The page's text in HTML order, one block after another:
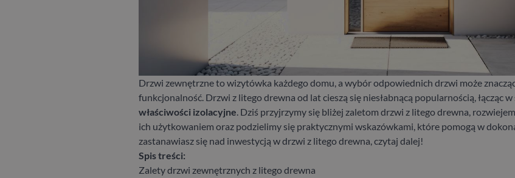
Drzwi zewnętrzne to wizytówka każdego domu, a wybór odpowiednich drzwi może
funkcjonalność. Drzwi z litego drewna od lat cieszą się niesłabnącą popularnością, łącząc w
właściwości izolacyjne. Dziś przyjrzymy się bliżej zaletom drzwi z litego drewna,
ich użytkowaniem oraz podzielimy się praktycznymi wskazówkami, które pomogą w
zastanawiasz się nad inwestycją w drzwi z litego drewna, czytaj dalej!
Spis treści:
Zalety drzwi zewnętrznych z litego drewna